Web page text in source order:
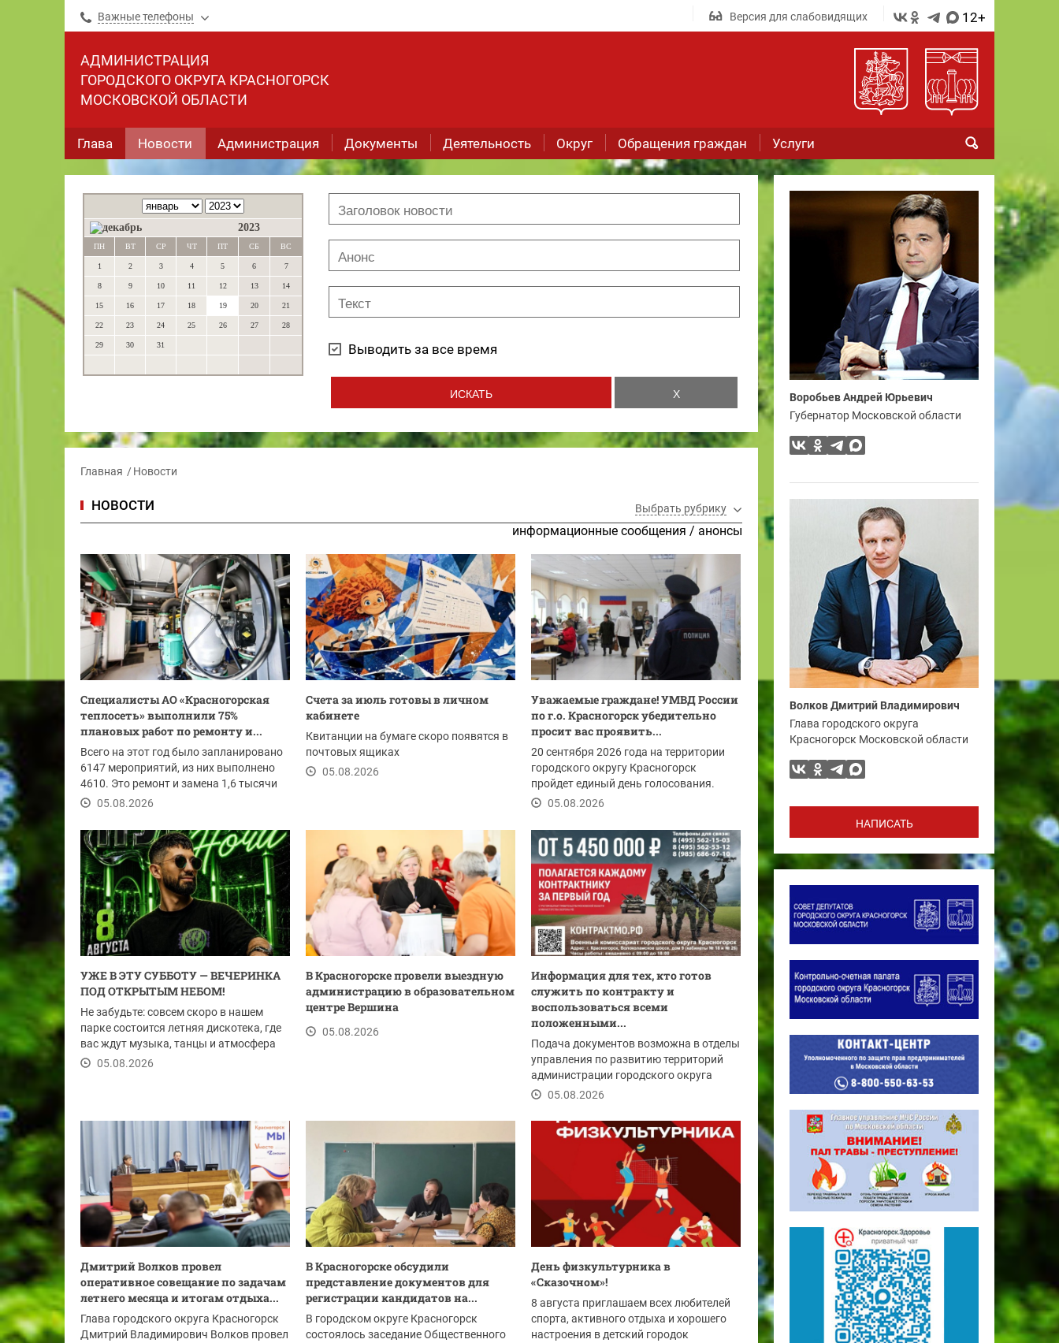
Важные телефоны Версия для слабовидящих 12+
АДМИНИСТРАЦИЯ
ГОРОДСКОГО ОКРУГА КРАСНОГОРСК
МОСКОВСКОЙ ОБЛАСТИ
Глава Новости Администрация Документы Деятельность Округ Обращения граждан Услуги
2023
ПН ВТ СР ЧТ ПТ СБ ВС
1 2 3 4 5 6 7
8 9 10 11 12 13 14
15 16 17 18 19 20 21
22 23 24 25 26 27 28
29 30 31 Выводить за все время
Главная Новости
НОВОСТИ Выбрать рубрику
информационные сообщения / анонсы
Специалисты АО «Красногорская
теплосеть» выполнили 75%
плановых работ по ремонту и...
Всего на этот год было запланировано
6147 мероприятий, из них выполнено
4610. Это ремонт и замена 1,6 тысячи
погонных...
05.08.2026
Счета за июль готовы в личном
кабинете
Квитанции на бумаге скоро появятся в
почтовых ящиках
05.08.2026
Уважаемые граждане! ​УМВД России
по г.о. Красногорск убедительно
просит вас проявить...
20 сентября 2026 года на территории
городского округу Красногорск
пройдет единый день голосования.
05.08.2026
УЖЕ В ЭТУ СУББОТУ — ВЕЧЕРИНКА
ПОД ОТКРЫТЫМ НЕБОМ!
Не забудьте: совсем скоро в нашем
парке состоится летняя дискотека, где
вас ждут музыка, танцы и атмосфера
настоящего...
05.08.2026
В Красногорске провели выездную
администрацию в образовательном
центре Вершина
05.08.2026
Информация для тех, кто готов
служить по контракту и
воспользоваться всеми
положенными...
Подача документов возможна в отделы
управления по развитию территорий
администрации городского округа
Красногорск:
05.08.2026
Дмитрий Волков провел
оперативное совещание по задачам
летнего месяца и итогам отдыха...
Глава городского округа Красногорск
Дмитрий Владимирович Волков провел
В Красногорске обсудили
представление документов для
регистрации кандидатов на...
В городском округе Красногорск
состоялось заседание Общественного
День физкультурника в
«Сказочном»!
8 августа приглашаем всех любителей
спорта, активного отдыха и хорошего
настроения в детский городок
Воробьев Андрей Юрьевич
Губернатор Московской области
Волков Дмитрий Владимирович
Глава городского округа
Красногорск Московской области
НАПИСАТЬ